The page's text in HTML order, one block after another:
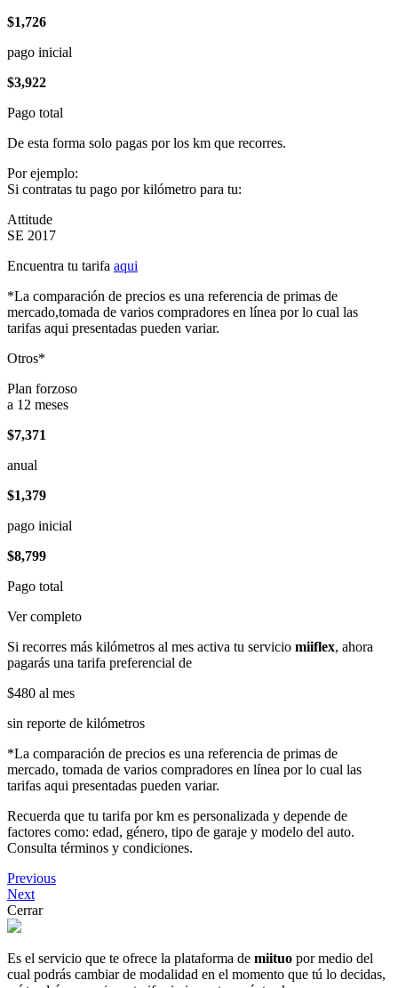
$1,726
pago inicial
$3,922
Pago total
De esta forma solo pagas por los km que recorres.
Por ejemplo:
Si contratas tu pago por kilómetro para tu:
Attitude
SE 2017
Encuentra tu tarifa aqui
*La comparación de precios es una referencia de primas de
mercado,tomada de varios compradores en línea por lo cual las
tarifas aqui presentadas pueden variar.
Otros*
Plan forzoso
a 12 meses
$7,371
anual
$1,379
pago inicial
$8,799
Pago total
Ver completo
Si recorres más kilómetros al mes activa tu servicio miiflex, ahora
pagarás una tarifa preferencial de
$480 al mes
sin reporte de kilómetros
*La comparación de precios es una referencia de primas de
mercado, tomada de varios compradores en línea por lo cual las
tarifas aqui presentadas pueden variar.
Recuerda que tu tarifa por km es personalizada y depende de
factores como: edad, género, tipo de garaje y modelo del auto.
Consulta términos y condiciones.
Previous
Next
Cerrar
Es el servicio que te ofrece la plataforma de miituo por medio del
cual podrás cambiar de modalidad en el momento que tú lo decidas,